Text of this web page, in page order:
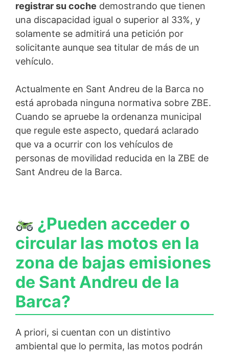
registrar su coche demostrando que tienen
una discapacidad igual o superior al 33%, y
solamente se admitirá una petición por
solicitante aunque sea titular de más de un
vehículo.
Actualmente en Sant Andreu de la Barca no
está aprobada ninguna normativa sobre ZBE.
Cuando se apruebe la ordenanza municipal
que regule este aspecto, quedará aclarado
que va a ocurrir con los vehículos de
personas de movilidad reducida en la ZBE de
Sant Andreu de la Barca.
¿Pueden acceder o
circular las motos en la
zona de bajas emisiones
de Sant Andreu de la
Barca?
A priori, si cuentan con un distintivo
ambiental que lo permita, las motos podrán